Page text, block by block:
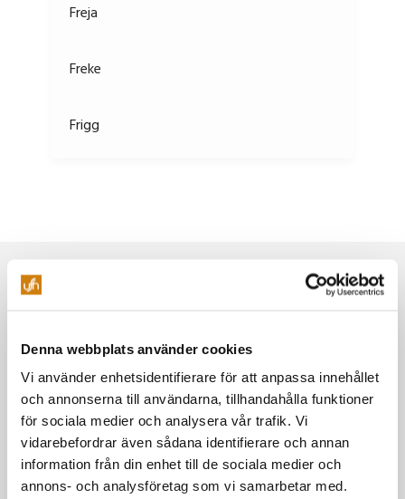
Denna webbplats använder cookies
Vi använder enhetsidentifierare för att anpassa innehållet
och annonserna till användarna, tillhandahålla funktioner
för sociala medier och analysera vår trafik. Vi
vidarebefordrar även sådana identifierare och annan
information från din enhet till de sociala medier och
annons- och analysföretag som vi samarbetar med.
Freja
Freke
Frigg
Höder
Idun
Idun
House of Metal
Powerpose FM festival
Jazzfestivalen
Vin i Umeå
Umeå Beer Festival